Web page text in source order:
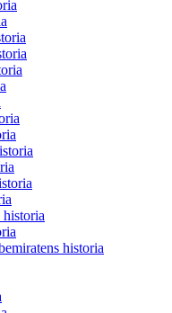
historia
historia